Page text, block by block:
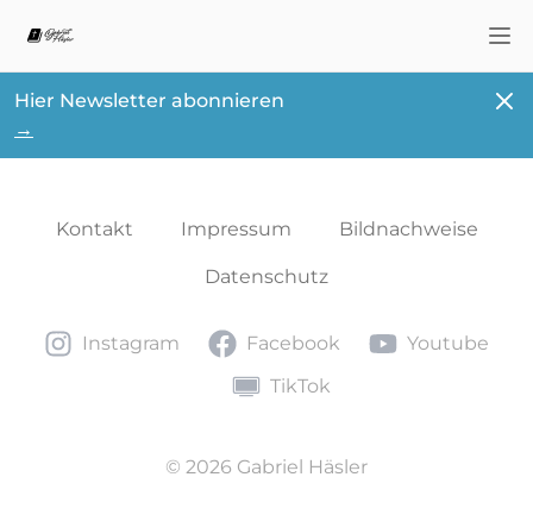
Hier Newsletter abonnieren
→
Kontakt Impressum Bildnachweise
Datenschutz
Instagram
Instagram Facebook
Facebook YoutubeYoutube
TikTokTikTok
© 2026 Gabriel Häsler